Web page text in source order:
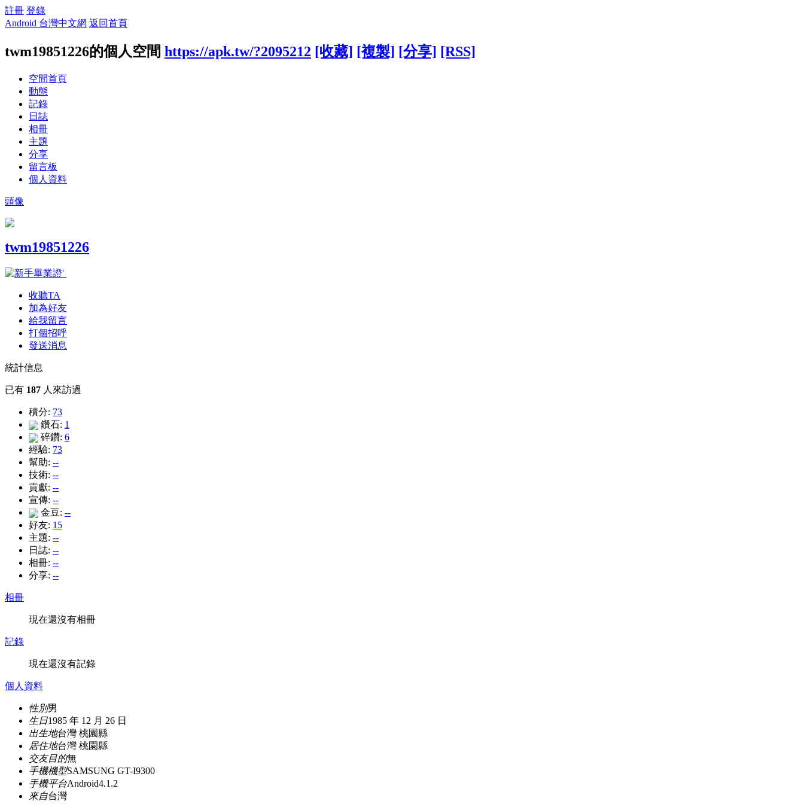
註冊 登錄
Android 台灣中文網 返回首頁
twm19851226的個人空間 https://apk.tw/?2095212 [收藏] [複製] [分享] [RSS]
空間首頁
動態
記錄
日誌
相冊
主題
分享
留言板
個人資料
頭像
twm19851226
收聽TA
加為好友
給我留言
打個招呼
發送消息
統計信息
已有 187 人來訪過
積分: 73
鑽石: 1
碎鑽: 6
經驗: 73
幫助: --
技術: --
貢獻: --
宣傳: --
金豆: --
好友: 15
主題: --
日誌: --
相冊: --
分享: --
相冊
現在還沒有相冊
記錄
現在還沒有記錄
個人資料
性別男
生日1985 年 12 月 26 日
出生地台灣 桃園縣
居住地台灣 桃園縣
交友目的無
手機機型SAMSUNG GT-I9300
手機平台Android4.1.2
來自台灣